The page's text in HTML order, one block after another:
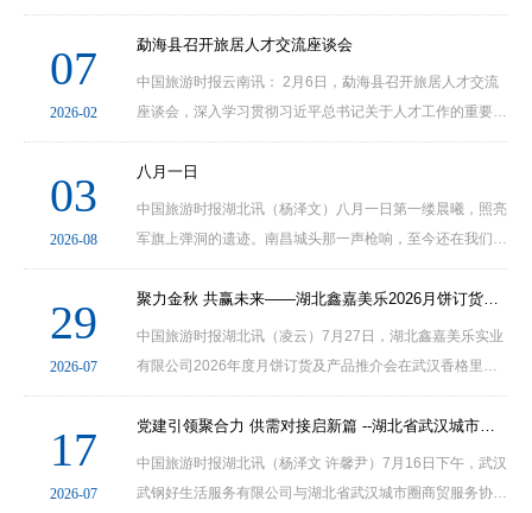
领导人恽代英烈士的侄儿恽其鋆，工人运动杰出领导人林育
南烈士的侄儿林汉平、嫡长孙林旭东，以及何羽道···
07
2026-02
勐海县召开旅居人才交流座谈会
中国旅游时报云南讯： 2月6日，勐海县召开旅居人才交流
座谈会，深入学习贯彻习近平总书记关于人才工作的重要论
述，落实云南省“旅居云南”战略部署，共话发展、汇聚才
智。县委常委、县委组织部部长，县委人才工作领导···
03
2026-08
八月一日
中国旅游时报湖北讯（杨泽文）八月一日第一缕晨曦，照亮
军旗上弹洞的遗迹。南昌城头那一声枪响，至今还在我们血
脉中传递。你们从烽火硝烟中走来，身躯铸成不倒的界碑。
雪山草地的寒星记得，有多少脚步再未归队。今天···
29
2026-07
聚力金秋 共赢未来——湖北鑫嘉美乐2026月饼订货及品牌推介会圆满成功
中国旅游时报湖北讯（凌云）7月27日，湖北鑫嘉美乐实业
有限公司2026年度月饼订货及产品推介会在武汉香格里拉
大酒店圆满召开。本次盛会汇聚香港美心、广州酒家、榴芒
一刻、本土百年老字号汪玉霞四大知名月饼品牌，品牌···
17
2026-07
党建引领聚合力 供需对接启新篇 --湖北省武汉城市圈商贸服务协会走进武钢开展产业供需对接活动
中国旅游时报湖北讯（杨泽文 许馨尹）7月16日下午，武汉
武钢好生活服务有限公司与湖北省武汉城市圈商贸服务协会